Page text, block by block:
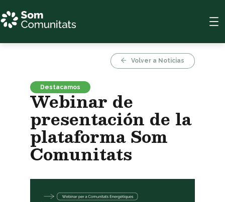
al
contenido
Volver a Noticias
Destacamos
Webinar de
presentación de la
plataforma Som
Comunitats